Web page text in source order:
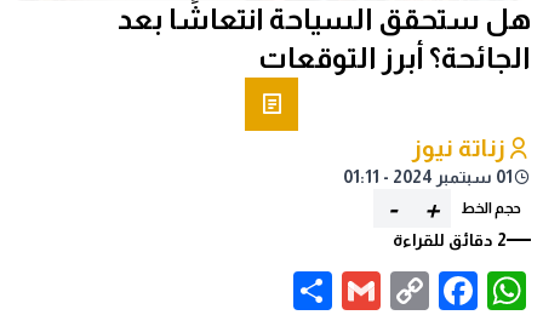
هل ستحقق السياحة انتعاشًا بعد
الجائحة؟ أبرز التوقعات
زناتة نيوز
01 سبتمبر 2024 - 01:11
حجم الخط +
-
2 دقائق للقراءة
WhatsApp
Facebook
Copy
Gmail